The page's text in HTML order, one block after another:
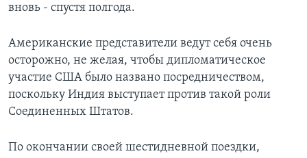
вновь - спустя полгода.
Американские представители ведут себя очень
осторожно, не желая, чтобы дипломатическое
участие США было названо посредничеством,
поскольку Индия выступает против такой роли
Соединенных Штатов.
По окончании своей шестидневной поездки,